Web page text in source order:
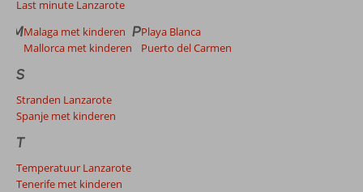
Last minute Lanzarote
MMalaga met kinderen
Mallorca met kinderen
PPlaya Blanca
Puerto del Carmen
S
Stranden Lanzarote
Spanje met kinderen
T
Temperatuur Lanzarote
Tenerife met kinderen